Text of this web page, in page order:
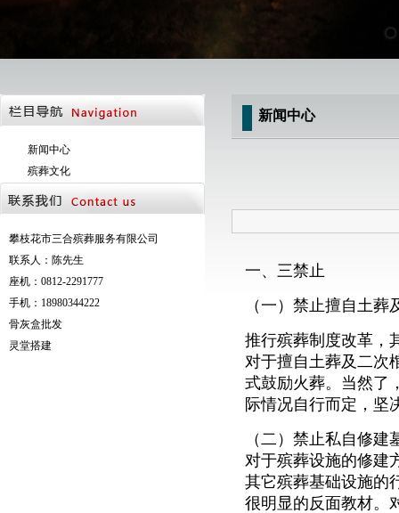
新闻中心
殡葬文化
攀枝花市三合殡葬服务有限公司
联系人：陈先生
座机：0812-2291777
手机：18980344222
骨灰盒批发
灵堂搭建
新闻中心
一、三禁止
（一）禁止擅自土
推行殡葬制度改革，
对于擅自土葬及二次
式鼓励火葬。当然了
际情况自行而定，坚
（二）禁止私自修
对于殡葬设施的修建
其它殡葬基础设施的
很明显的反面教材。